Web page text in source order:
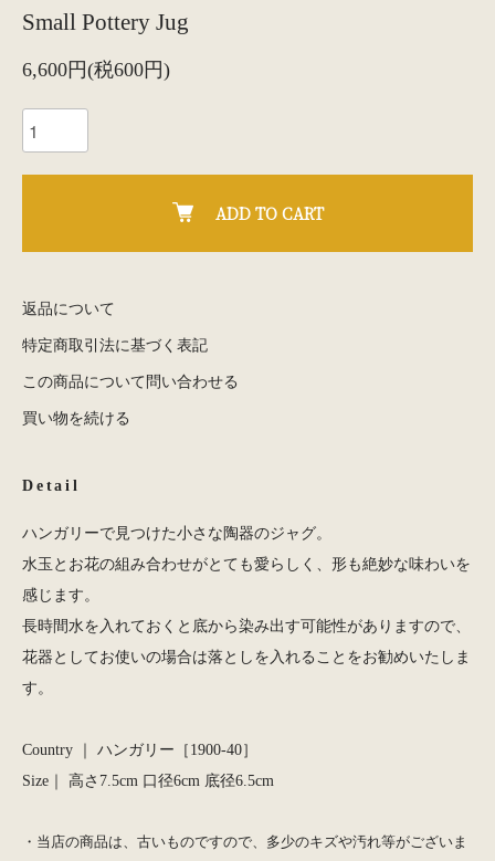
Small Pottery Jug
6,600円(税600円)
ADD TO CART
返品について
特定商取引法に基づく表記
この商品について問い合わせる
買い物を続ける
Detail
ハンガリーで見つけた小さな陶器のジャグ。
水玉とお花の組み合わせがとても愛らしく、形も絶妙な味わいを
感じます。
長時間水を入れておくと底から染み出す可能性がありますので、
花器としてお使いの場合は落としを入れることをお勧めいたしま
す。
Country ｜ ハンガリー［1900-40］
Size｜ 高さ7.5cm 口径6cm 底径6.5cm
・当店の商品は、古いものですので、多少のキズや汚れ等がございま